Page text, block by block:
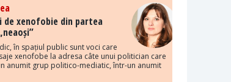
de xenofobie din partea
în spațiul public sunt voci care
xenofobe la adresa câte unui politician care
anumit grup politico-mediatic, într-un anumit